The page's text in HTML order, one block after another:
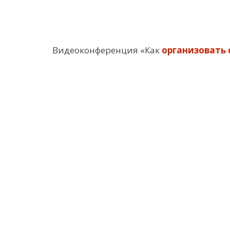
Видеоконференция «Как организовать